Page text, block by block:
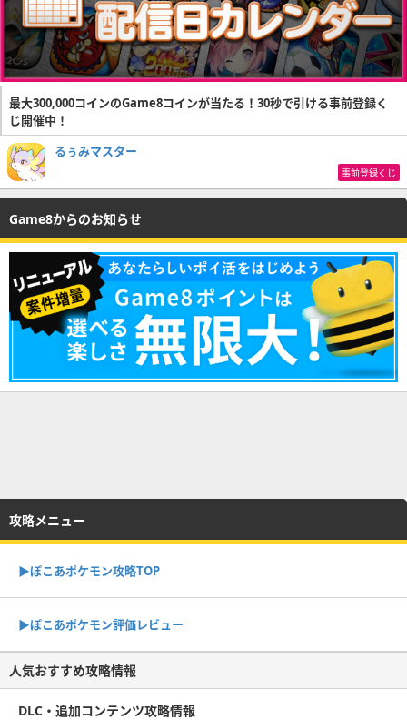
最大300,000コインのGame8コインが当たる！30秒で引ける事前登録く
じ開催中！
るぅみマスター
事前登録くじ
Game8からのお知らせ
攻略メニュー
▶︎ぽこあポケモン攻略TOP
▶︎ぽこあポケモン評価レビュー
人気おすすめ攻略情報
DLC・追加コンテンツ攻略情報